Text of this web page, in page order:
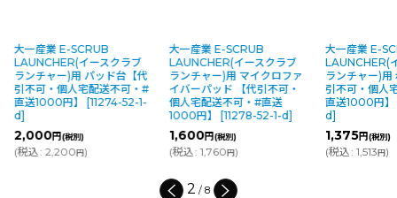
大一産業 E-SCRUB
LAUNCHER(イースクラブ
ランチャー)用 パッド台【代
引不可・個人宅配送不可・#
直送1000円】 [11274-52-1-
2,000円(税別)
税込: 2,200円)
大一産業 E-SCRUB
LAUNCHER(イースクラブ
ランチャー)用 マイクロファ
イバーパッド 【代引不可・
個人宅配送不可・#直送
1000円】 [11278-52-1-d]
1,600円(税別)
税込: 1,760円)
大一産業 E-
LAUNCHER(イ
ランチャー)用 赤
引不可・個人宅
直送1000円】 [
1,375円(税別)
税込: 1,513 円)
3 / 8